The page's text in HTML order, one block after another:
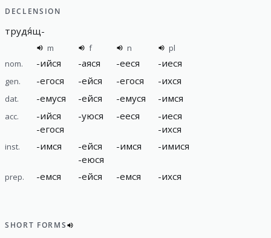
DECLENSION
трудя́щ-
m f n
pl
nom.
-ийся -аяся -ееся -иеся
gen. -егося -ейся -егося -ихся
dat. -емуся -ейся -емуся -имся
acc. -ийся
-егося
-уюся -ееся -иеся
-ихся
inst. -имся -ейся
-еюся
-имся -имися
prep. -емся -ейся -емся -ихся
SHORT FORMS